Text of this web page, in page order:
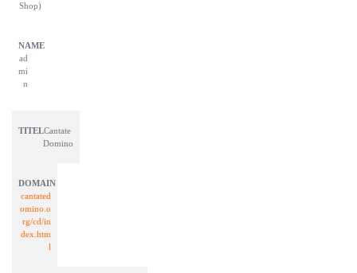
Shop)
ad
mi
n
Cantate
Domino
cantated
omino.o
rg/cd/in
dex.htm
l